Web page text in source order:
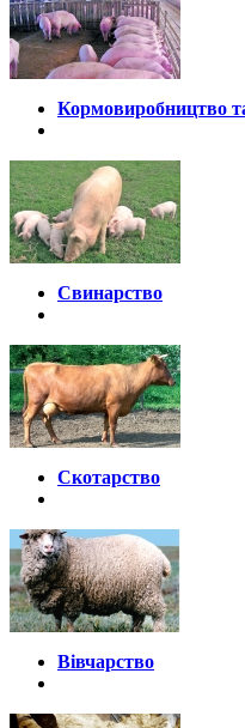
Кормовиробництво
Свинарство
Скотарство
Вівчарство